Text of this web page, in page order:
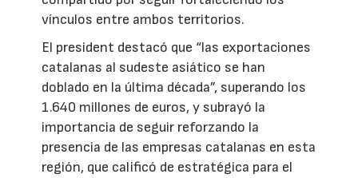
vínculos entre ambos territorios.
El president destacó que “las exportaciones
catalanas al sudeste asiático se han
doblado en la última década”, superando los
1.640 millones de euros, y subrayó la
importancia de seguir reforzando la
presencia de las empresas catalanas en esta
región, que calificó de estratégica para el